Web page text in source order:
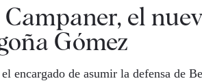
el
Gómez
encargado de asumir la defensa de